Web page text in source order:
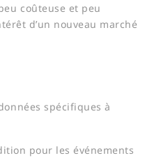
coûteuse et peu
d’un nouveau marché
spécifiques à
pour les événements